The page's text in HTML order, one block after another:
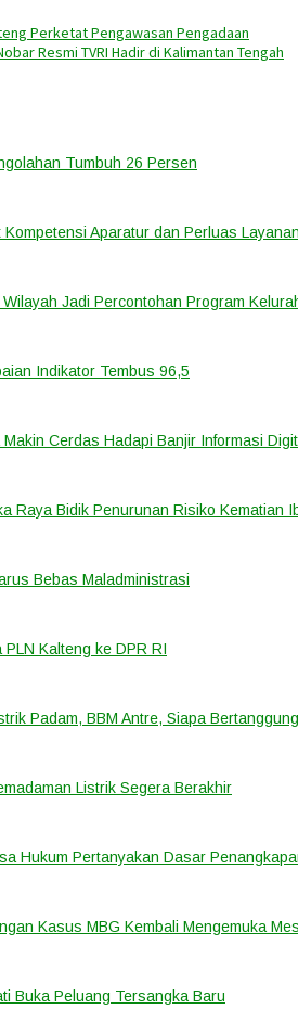
Perketat Pengawasan Pengadaan
Resmi TVRI Hadir di Kalimantan Tengah
Tumbuh 26 Persen
Aparatur dan Perluas
Jadi Percontohan Program
Indikator Tembus 96,5
Cerdas Hadapi Banjir Informasi
Raya Bidik Penurunan Risiko Kematian
Bebas Maladministrasi
Kalteng ke DPR RI
Padam, BBM Antre, Siapa
Listrik Segera Berakhir
Hukum Pertanyakan Dasar
Kasus MBG Kembali Mengemuka
Buka Peluang Tersangka Baru